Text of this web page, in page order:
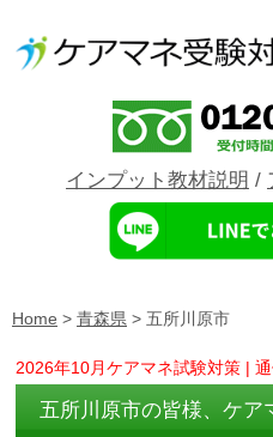
インプット教材説明 /
Home > 青森県 > 五所川原市
2026年10月ケアマネ試験対策 | 通
五所川原市の皆様、ケア